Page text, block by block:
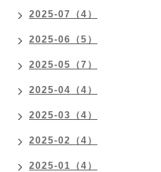
2025-07（4）
2025-06（5）
2025-05（7）
2025-04（4）
2025-03（4）
2025-02（4）
2025-01（4）